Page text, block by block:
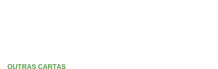
OUTRAS CARTAS